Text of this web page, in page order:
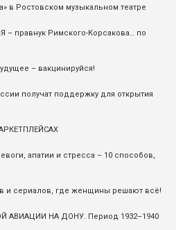
в Ростовском музыкальном театре
– правнук Римского-Корсакова… по
– вакцинируйся!
получат поддержку для открытия
апатии и стресса – 10 способов,
и сериалов, где женщины решают всё!
АВИАЦИИ НА ДОНУ. Период 1932–1940